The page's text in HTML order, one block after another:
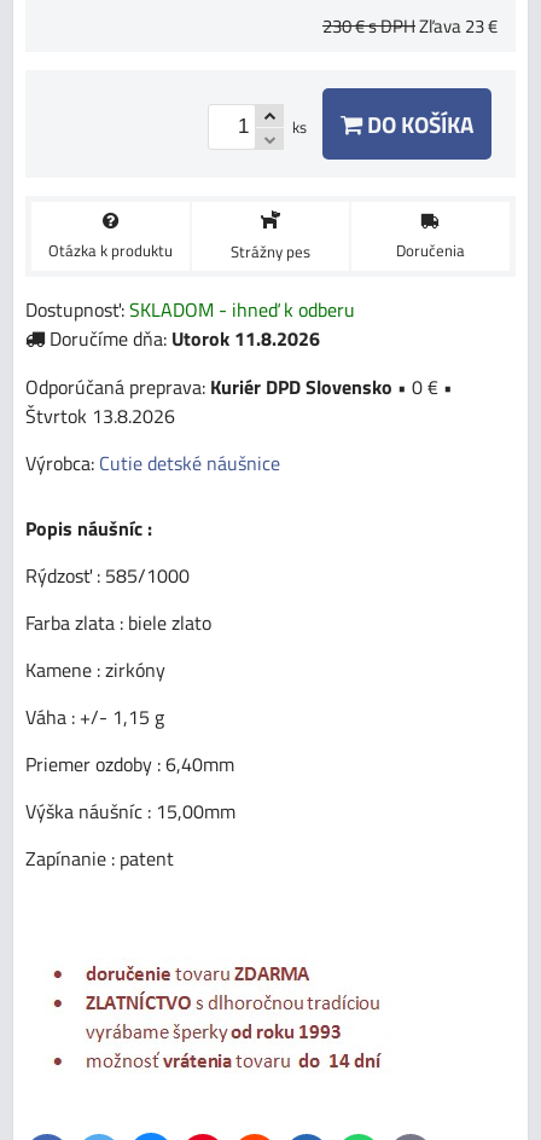
230 €s DPHZľava23 €
ks DO KOŠÍKA
Otázka k produktu Strážny pes Doručenia
Dostupnosť:SKLADOM - ihneď k odberu
Doručíme dňa: Utorok 11.8.2026
Kuriér DPD Slovensko • 0 € •
Štvrtok 13.8.2026
Výrobca: Cutie detské náušnice
Popis náušníc :
Rýdzosť : 585/1000
Farba zlata : biele zlato
Kamene : zirkóny
Váha : +/- 1,15 g
Priemer ozdoby : 6,40mm
Výška náušníc : 15,00mm
Zapínanie : patent